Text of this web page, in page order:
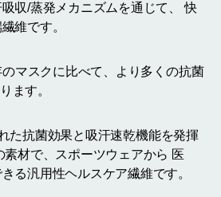
収/蒸発メカニズムを通じて、 快
維です。
マスクに比べて、より多くの抗菌
ます。
た抗菌効果と吸汗速乾機能を発揮
材で、スポーツウェアから 医
る汎用性ヘルスケア繊維です。